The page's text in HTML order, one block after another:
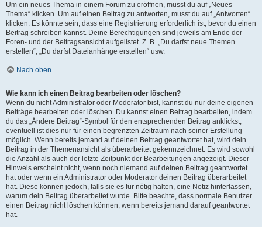
Um ein neues Thema in einem Forum zu eröffnen, musst du auf „Neues
Thema“ klicken. Um auf einen Beitrag zu antworten, musst du auf „Antworten“
klicken. Es könnte sein, dass eine Registrierung erforderlich ist, bevor du einen
Beitrag schreiben kannst. Deine Berechtigungen sind jeweils am Ende der
Foren- und der Beitragsansicht aufgelistet. Z. B. „Du darfst neue Themen
erstellen“, „Du darfst Dateianhänge erstellen“ usw.
Nach oben
Wie kann ich einen Beitrag bearbeiten oder löschen?
Wenn du nicht Administrator oder Moderator bist, kannst du nur deine eigenen
Beiträge bearbeiten oder löschen. Du kannst einen Beitrag bearbeiten, indem
du das „Ändere Beitrag“-Symbol für den entsprechenden Beitrag anklickst;
eventuell ist dies nur für einen begrenzten Zeitraum nach seiner Erstellung
möglich. Wenn bereits jemand auf deinen Beitrag geantwortet hat, wird dein
Beitrag in der Themenansicht als überarbeitet gekennzeichnet. Es wird sowohl
die Anzahl als auch der letzte Zeitpunkt der Bearbeitungen angezeigt. Dieser
Hinweis erscheint nicht, wenn noch niemand auf deinen Beitrag geantwortet
hat oder wenn ein Administrator oder Moderator deinen Beitrag überarbeitet
hat. Diese können jedoch, falls sie es für nötig halten, eine Notiz hinterlassen,
warum dein Beitrag überarbeitet wurde. Bitte beachte, dass normale Benutzer
einen Beitrag nicht löschen können, wenn bereits jemand darauf geantwortet
hat.